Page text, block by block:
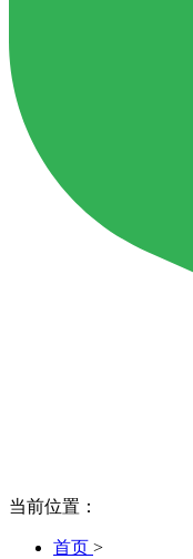
当前位置：
首页 >